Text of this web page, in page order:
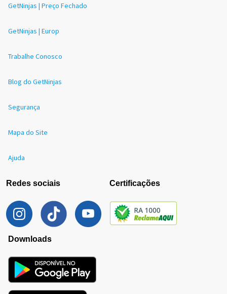
GetNinjas | Preço Fechado
GetNinjas | Europ
Trabalhe Conosco
Blog do GetNinjas
Segurança
Mapa do Site
Ajuda
Redes sociais Certificações
Downloads